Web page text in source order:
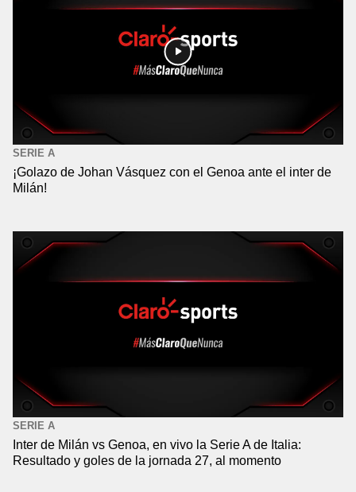
SERIE A
¡Golazo de Johan Vásquez con el Genoa ante el inter de
Milán!
SERIE A
Inter de Milán vs Genoa, en vivo la Serie A de Italia:
Resultado y goles de la jornada 27, al momento